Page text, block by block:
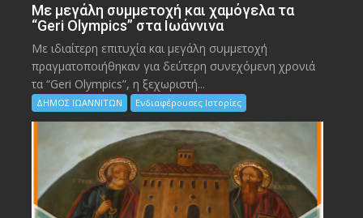
Με μεγάλη συμμετοχή και χαμόγελα τα
“Geri Olympics” στα Ιωάννινα
Με ιδιαίτερη επιτυχία και μεγάλη συμμετοχή
πραγματοποιήθηκαν για δεύτερη συνεχόμενη χρονιά
τα “Geri Olympics”, η ξεχωριστή...
ΔΗΜΟΣ ΙΩΑΝΝΙΤΩΝ Ενδιαφέρουσες Ιστορίες